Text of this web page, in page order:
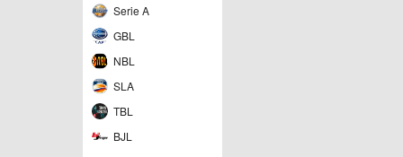
Serie A
GBL
NBL
SLA
TBL
BJL